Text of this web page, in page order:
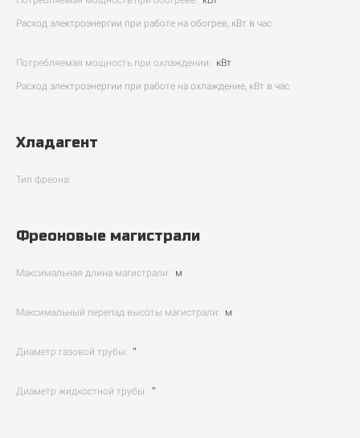
Расход электроэнергии при работе на обогрев, кВт в час
Потребляемая мощность при охлаждении: кВт
Расход электроэнергии при работе на охлаждение, кВт в час
Хладагент
Тип фреона:
Фреоновые магистрали
Максимальная длина магистрали: м
Максимальный перепад высоты магистрали: м
Диаметр газовой трубы: ″
Диаметр жидкостной трубы: ″